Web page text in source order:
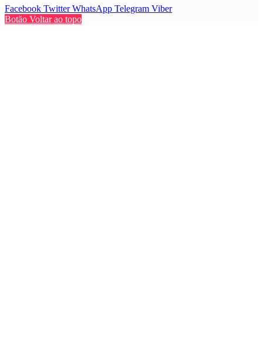
Facebook Twitter WhatsApp Telegram Viber
Botão Voltar ao topo